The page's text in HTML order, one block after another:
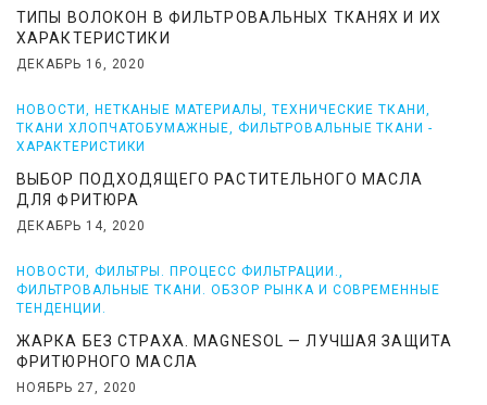
ТИПЫ ВОЛОКОН В ФИЛЬТРОВАЛЬНЫХ ТКАНЯХ И ИХ
ХАРАКТЕРИСТИКИ
ДЕКАБРЬ 16, 2020
НОВОСТИ НЕТКАНЫЕ МАТЕРИАЛЫ ТЕХНИЧЕСКИЕ ТКАНИ
ТКАНИ ХЛОПЧАТОБУМАЖНЫЕ ,ФИЛЬТРОВАЛЬНЫЕ ТКАНИ -
ХАРАКТЕРИСТИКИ
ВЫБОР ПОДХОДЯЩЕГО РАСТИТЕЛЬНОГО МАСЛА
ДЛЯ ФРИТЮРА
ДЕКАБРЬ 14, 2020
НОВОСТИ ФИЛЬТРЫ. ПРОЦЕСС ФИЛЬТРАЦИИ.
ФИЛЬТРОВАЛЬНЫЕ ТКАНИ. ОБЗОР РЫНКА И СОВРЕМЕННЫЕ
ТЕНДЕНЦИИ.
ЖАРКА БЕЗ СТРАХА. MAGNESOL — ЛУЧШАЯ ЗАЩИТА
ФРИТЮРНОГО МАСЛА
НОЯБРЬ 27, 2020